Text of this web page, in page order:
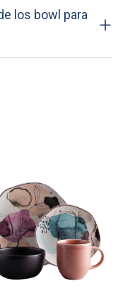
los bowl para
+